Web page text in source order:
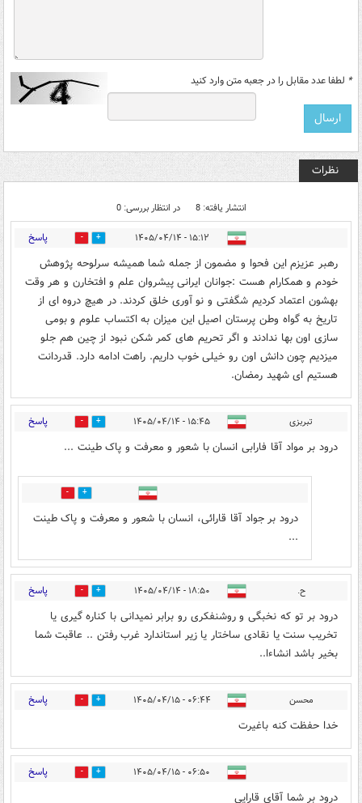
* لطفا عدد مقابل را در جعبه متن وارد کنید
نظرات
انتشار یافته: 8 در انتظار بررسی: 0
۱۵:۱۲ - ۱۴۰۵/۰۴/۱۴ 0 پاسخ
رهبر عزیزم این فحوا و مضمون از جمله شما همیشه سرلوحه پژوهش
خودم و همکارام هست :جوانان ایرانی پیشروان علم و افتخارن و هر وقت
بهشون اعتماد کردیم شگفتی و نو آوری خلق کردند. در هیچ دروه ای از
تاریخ به گواه وطن پرستان اصیل این میزان به اکتساب علوم و بومی
سازی اون بها ندادند و اگر تحریم های کمر شکن نبود از چین هم جلو
میزدیم چون دانش اون رو خیلی خوب داریم. راهت ادامه دارد. قدردانت
هستیم ای شهید رمضان.
تبربزی ۱۵:۴۵ - ۱۴۰۵/۰۴/۱۴ 19 پاسخ
درود بر مواد آقا فارابی انسان با شعور و معرفت و پاک طینت ...
3
درود بر جواد آقا قارائی، انسان با شعور و معرفت و پاک طینت
...
ح. ۱۸:۵۰ - ۱۴۰۵/۰۴/۱۴ 1 پاسخ
درود بر تو که نخبگی و روشنفکری رو برابر نمیدانی با کناره گیری یا
تخریب سنت یا نقادی ساختار یا زیر استاندارد غرب رفتن .. عاقبت شما
بخیر باشد انشاءا..
محسن ۰۶:۴۴ - ۱۴۰۵/۰۴/۱۵ 4 پاسخ
خدا حفظت کنه باغیرت
۰۶:۵۰ - ۱۴۰۵/۰۴/۱۵ 4 پاسخ
درود بر شما آقای قارایی